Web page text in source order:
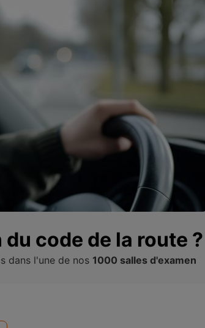
code de la route ?
dans l'une de nos 1000 salles d'examen